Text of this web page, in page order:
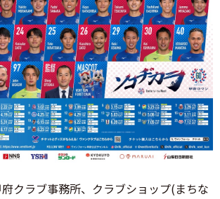
クラブ事務所、クラブショップ(まちな